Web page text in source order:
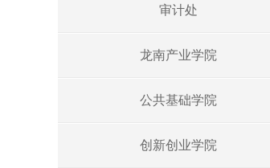
审计处
龙南产业学院
公共基础学院
创新创业学院